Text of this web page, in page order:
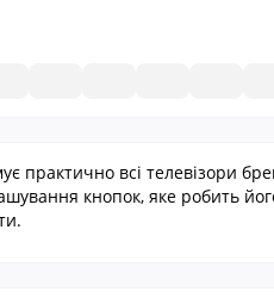
всі телевізори
кнопок, яке робить